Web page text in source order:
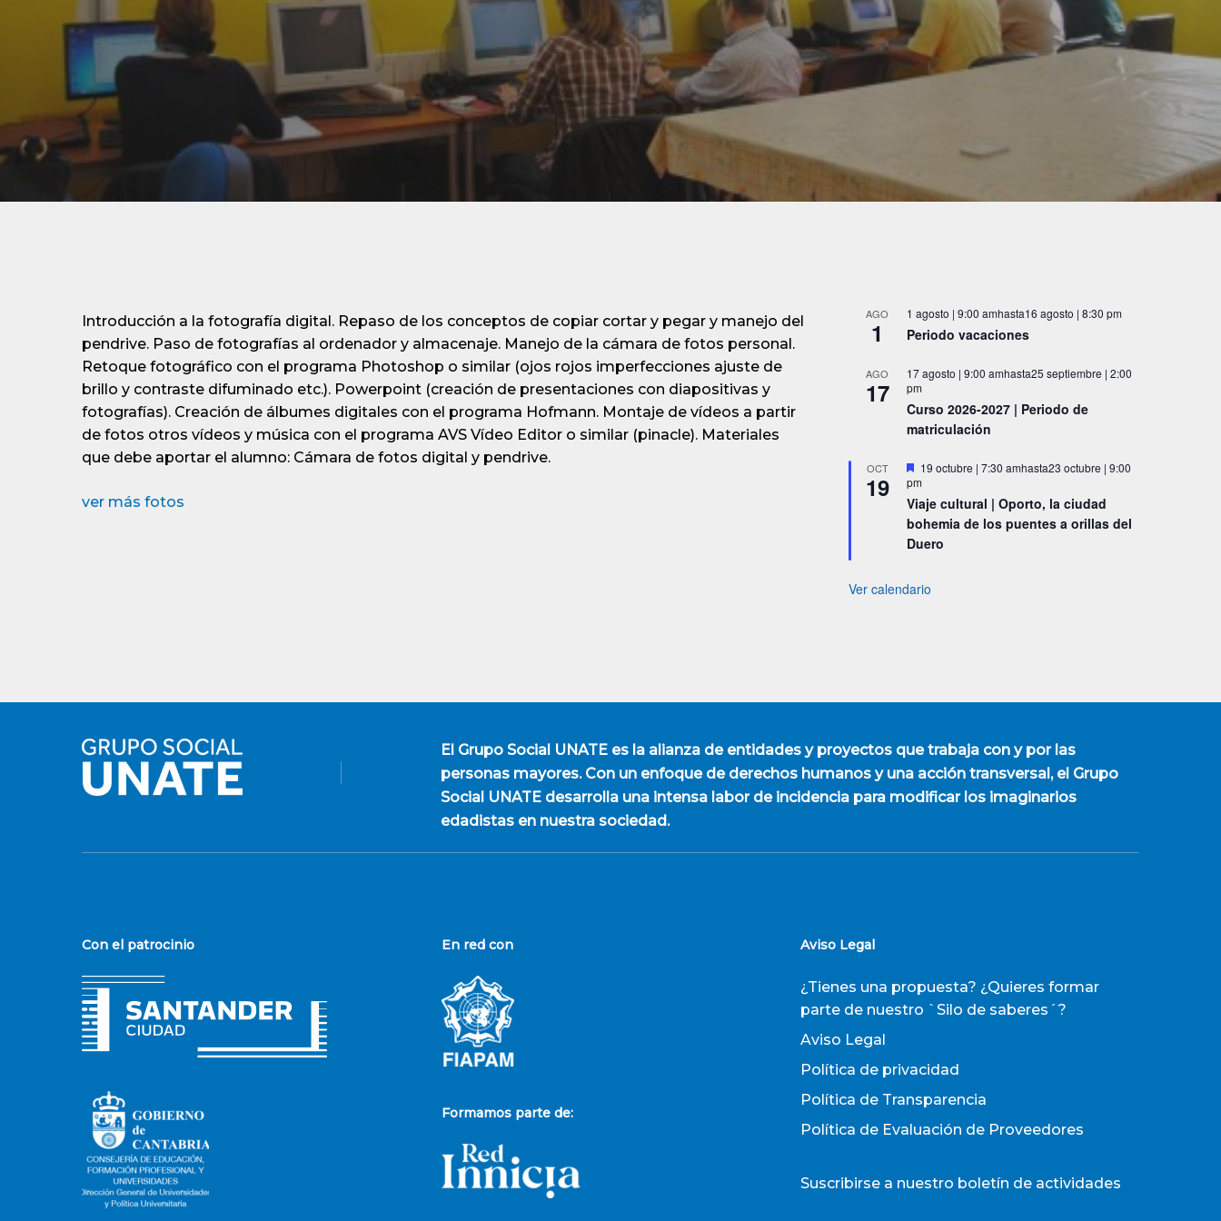
Introducción a la fotografía digital. Repaso de los conceptos de copiar cortar y pegar y manejo del
pendrive. Paso de fotografías al ordenador y almacenaje. Manejo de la cámara de fotos personal.
Retoque fotográfico con el programa Photoshop o similar (ojos rojos imperfecciones ajuste de
brillo y contraste difuminado etc.). Powerpoint (creación de presentaciones con diapositivas y
fotografías). Creación de álbumes digitales con el programa Hofmann. Montaje de vídeos a partir
de fotos otros vídeos y música con el programa AVS Vídeo Editor o similar (pinacle). Materiales
que debe aportar el alumno: Cámara de fotos digital y pendrive.
ver más fotos
AGO
1
1 agosto | 9:00 amhasta16 agosto | 8:30 pm
Periodo vacaciones
AGO
17
17 agosto | 9:00 amhasta25 septiembre | 2:00
pm
Curso 2026-2027 | Periodo de
matriculación
OCT
19
Destacado
19 octubre | 7:30 amhasta23 octubre | 9:00
pm
Viaje cultural | Oporto, la ciudad
bohemia de los puentes a orillas del
Duero
Ver calendario
El Grupo Social UNATEes la alianza de entidades y proyectos que trabaja con y por las
personas mayores. Con un enfoque de derechos humanos y una acción transversal, el Grupo
Social UNATE desarrolla una intensa labor de incidencia para modificar los imaginarios
edadistas en nuestra sociedad.
Con el patrocinio En red con
Formamos parte de:
Aviso Legal
¿Tienes una propuesta? ¿Quieres formar
parte de nuestro `Silo de saberes´?
Aviso Legal
Política de privacidad
Política de Transparencia
Política de Evaluación de Proveedores
Suscribirse a nuestro boletín de actividades